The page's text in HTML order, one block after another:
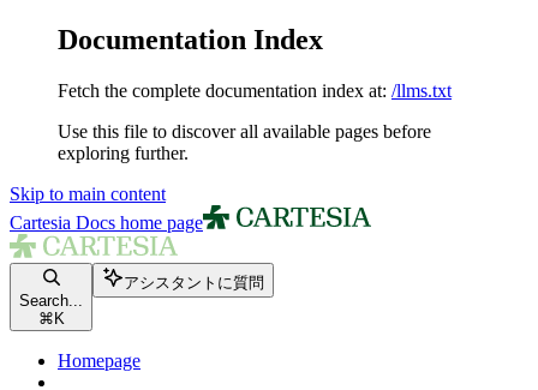
Documentation Index
Fetch the complete documentation index at: /llms.txt
Use this file to discover all available pages before
exploring further.
Skip to main content
Cartesia Docs home page
Search...
⌘ K
アシスタントに質問
Homepage